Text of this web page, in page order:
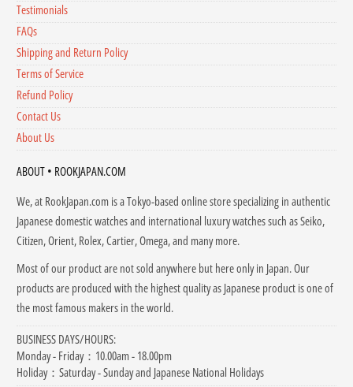
Testimonials
FAQs
Shipping and Return Policy
Terms of Service
Refund Policy
Contact Us
About Us
ABOUT • ROOKJAPAN.COM
We, at RookJapan.com is a Tokyo-based online store specializing in authentic
Japanese domestic watchesand international luxury watchessuch as Seiko,
Citizen, Orient, Rolex, Cartier, Omega, and many more.
Most of our product are not sold anywhere but here only in Japan. Our
products are produced with the highest quality as Japanese product is one of
the most famous makers in the world.
BUSINESS DAYS/HOURS:
Monday - Friday：10.00am - 18.00pm
Holiday：Saturday - Sunday and Japanese National Holidays